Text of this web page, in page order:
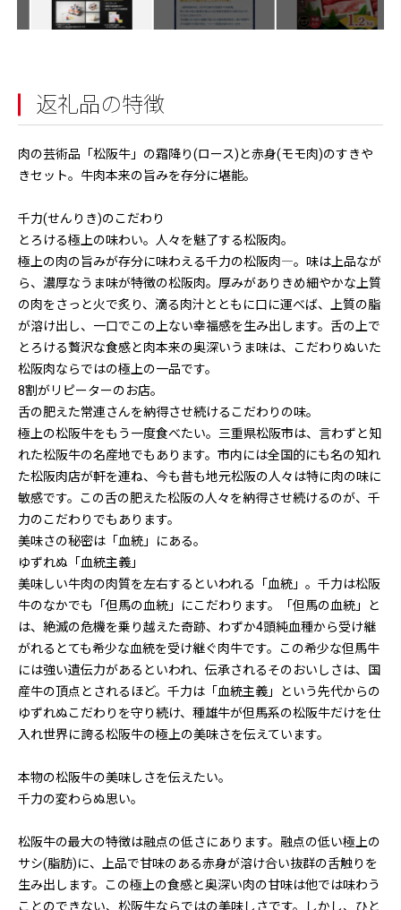
返礼品の特徴
肉の芸術品「松阪牛」の霜降り(ロース)と赤身(モモ肉)のすきや
きセット。牛肉本来の旨みを存分に堪能。
千力(せんりき)のこだわり
とろける極上の味わい。人々を魅了する松阪肉。
極上の肉の旨みが存分に味わえる千力の松阪肉―。味は上品なが
ら、濃厚なうま味が特徴の松阪肉。厚みがありきめ細やかな上質
の肉をさっと火で炙り、滴る肉汁とともに口に運べば、上質の脂
が溶け出し、一口でこの上ない幸福感を生み出します。舌の上で
とろける贅沢な食感と肉本来の奥深いうま味は、こだわりぬいた
松阪肉ならではの極上の一品です。
8割がリピーターのお店。
舌の肥えた常連さんを納得させ続けるこだわりの味。
極上の松阪牛をもう一度食べたい。三重県松阪市は、言わずと知
れた松阪牛の名産地でもあります。市内には全国的にも名の知れ
た松阪肉店が軒を連ね、今も昔も地元松阪の人々は特に肉の味に
敏感です。この舌の肥えた松阪の人々を納得させ続けるのが、千
力のこだわりでもあります。
美味さの秘密は「血統」にある。
ゆずれぬ「血統主義」
美味しい牛肉の肉質を左右するといわれる「血統」。千力は松阪
牛のなかでも「但馬の血統」にこだわります。「但馬の血統」と
は、絶滅の危機を乗り越えた奇跡、わずか4頭純血種から受け継
がれるとても希少な血統を受け継ぐ肉牛です。この希少な但馬牛
には強い遺伝力があるといわれ、伝承されるそのおいしさは、国
産牛の頂点とされるほど。千力は「血統主義」という先代からの
ゆずれぬこだわりを守り続け、種雄牛が但馬系の松阪牛だけを仕
入れ世界に誇る松阪牛の極上の美味さを伝えています。
本物の松阪牛の美味しさを伝えたい。
千力の変わらぬ思い。
松阪牛の最大の特徴は融点の低さにあります。融点の低い極上の
サシ(脂肪)に、上品で甘味のある赤身が溶け合い抜群の舌触りを
生み出します。この極上の食感と奥深い肉の甘味は他では味わう
ことのできない、松阪牛ならではの美味しさです。しかし、ひと